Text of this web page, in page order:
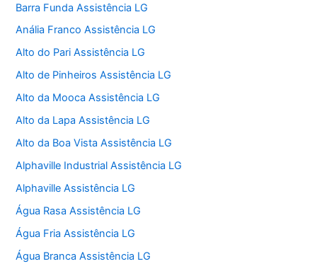
Barra Funda Assistência LG
Anália Franco Assistência LG
Alto do Pari Assistência LG
Alto de Pinheiros Assistência LG
Alto da Mooca Assistência LG
Alto da Lapa Assistência LG
Alto da Boa Vista Assistência LG
Alphaville Industrial Assistência LG
Alphaville Assistência LG
Água Rasa Assistência LG
Água Fria Assistência LG
Água Branca Assistência LG